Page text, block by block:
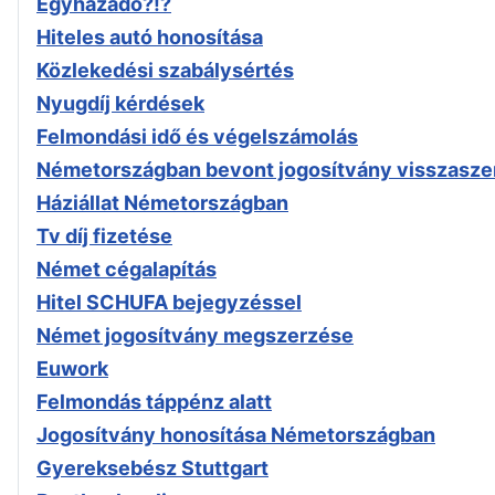
Hiteles autó honosítása
Közlekedési szabálysértés
Nyugdíj kérdések
Felmondási idő és végelszámolás
Németországban bevont jogosítvány
Háziállat Németországban
Tv díj fizetése
Német cégalapítás
Hitel SCHUFA bejegyzéssel
Német jogosítvány megszerzése
Euwork
Felmondás táppénz alatt
Jogosítvány honosítása Németországban
Gyereksebész Stuttgart